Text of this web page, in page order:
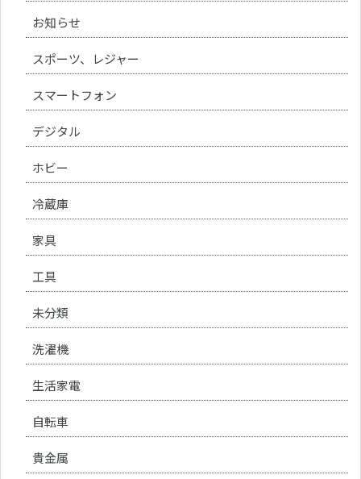
お知らせ
スポーツ、レジャー
スマートフォン
デジタル
ホビー
冷蔵庫
家具
工具
未分類
洗濯機
生活家電
自転車
貴金属